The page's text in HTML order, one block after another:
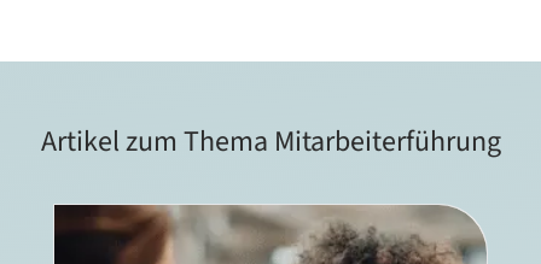
Artikel zum Thema Mitarbeiterführung